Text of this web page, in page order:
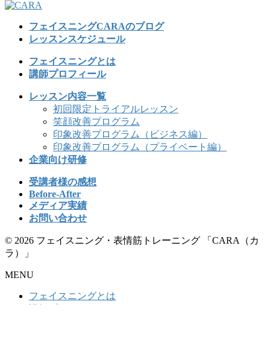
フェイスニングCARAのブログ
レッスンスケジュール
フェイスニングとは
講師プロフィール
レッスン内容一覧
初回限定トライアルレッスン
笑顔改善プログラム
印象改善プログラム（ビジネス編）
印象改善プログラム（プライベート編）
企業向け研修
受講者様の感想
Before-After
メディア実績
お問い合わせ
© 2026 フェイスニング・表情筋トレーニング 「CARA（カ
ラ）」
MENU
フェイスニングとは